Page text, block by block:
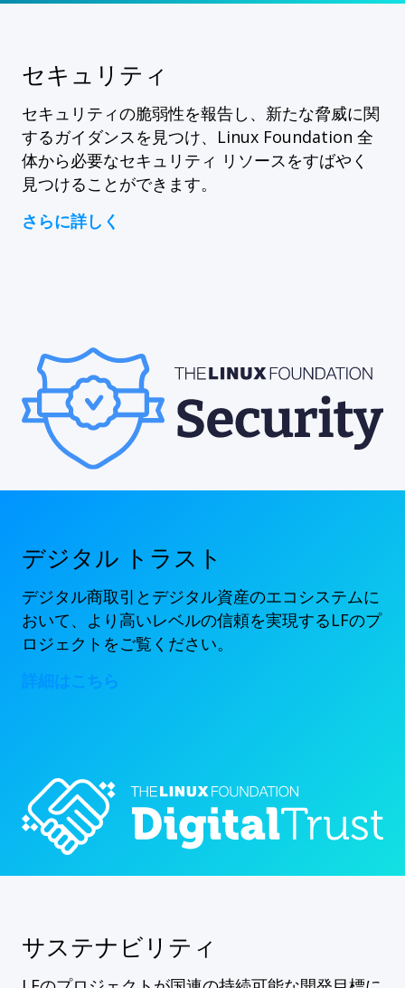
セキュリティ
セキュリティの脆弱性を報告し、新たな脅威に関
するガイダンスを見つけ、Linux Foundation 全
体から必要なセキュリティ リソースをすばやく
見つけることができます。
さらに詳しく
デジタル トラスト
デジタル商取引とデジタル資産のエコシステムに
おいて、より高いレベルの信頼を実現するLFのプ
ロジェクトをご覧ください。
詳細はこちら
サステナビリティ